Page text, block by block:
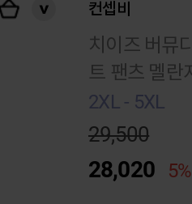
컨셉비
치이즈 버뮤
트 팬츠 멜란
이
2XL - 5XL
29,500
28,020 5%